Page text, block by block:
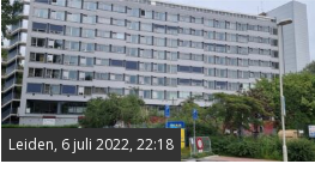
Leiden, 6 juli 2022, 22:18